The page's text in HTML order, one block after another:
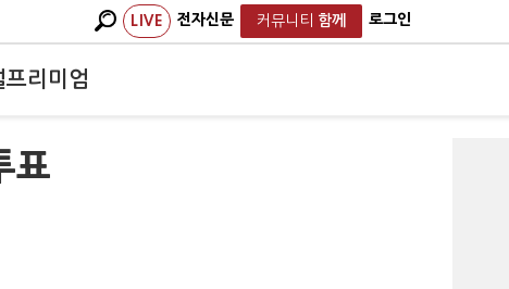
LIVE 전자신문 커뮤니티 함께 로그인
프리미엄
표